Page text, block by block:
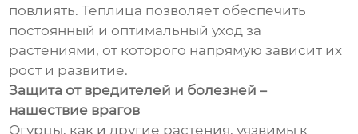
повлиять. Теплица позволяет обеспечить
постоянный и оптимальный уход за
растениями, от которого напрямую зависит их
рост и развитие.
Защита от вредителей и болезней –
нашествие врагов
Огурцы, как и другие растения, уязвимы к